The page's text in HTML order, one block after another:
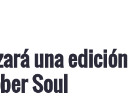
una edición
Soul